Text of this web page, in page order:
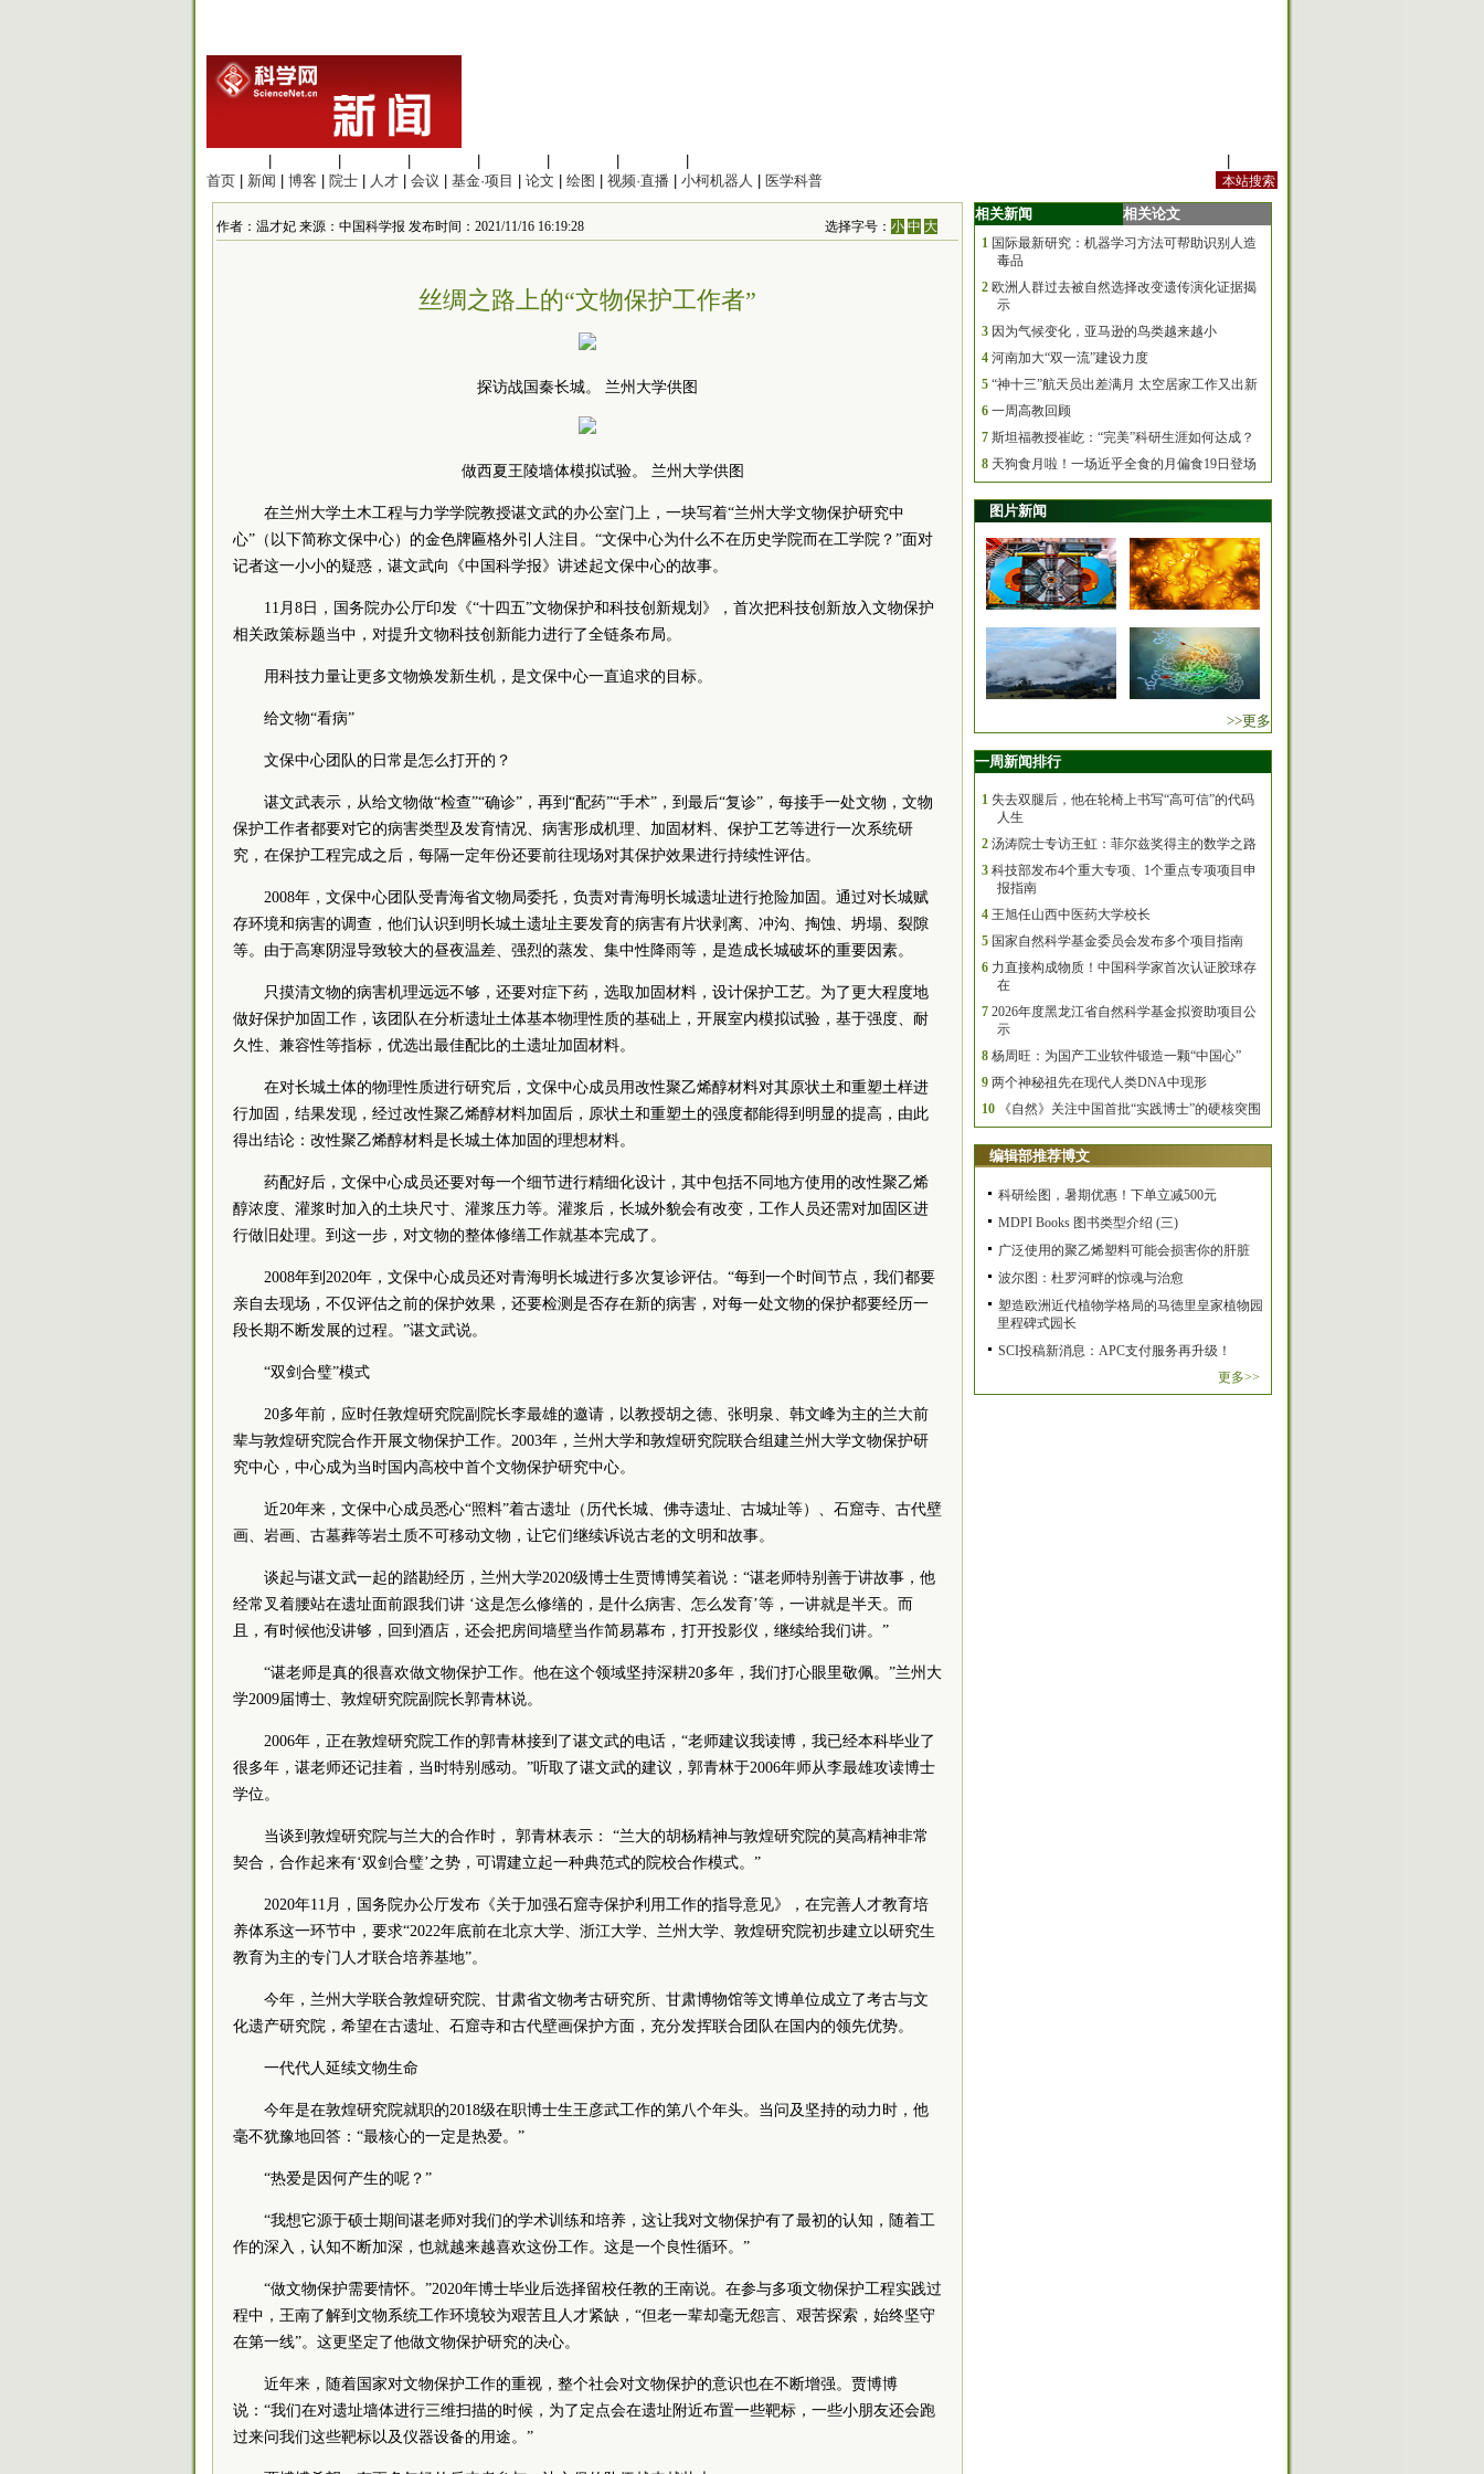
首页
新闻 博客 院士 人才 会议 基金·项目 论文 绘图 视频·直播 小柯机器人 医学科普
作者：温才妃 来源：中国科学报 发布时间：2021/11/16 16:19:28 选择字号：小 中 大
丝绸之路上的“文物保护工作者”
探访战国秦长城。 兰州大学供图
做西夏王陵墙体模拟试验。 兰州大学供图
在兰州大学土木工程与力学学院教授谌文武的办公室门上，一块写着“兰州大学文物保护研究中
心”（以下简称文保中心）的金色牌匾格外引人注目。“文保中心为什么不在历史学院而在工学院？”面对
记者这一小小的疑惑，谌文武向《中国科学报》讲述起文保中心的故事。
11月8日，国务院办公厅印发《“十四五”文物保护和科技创新规划》，首次把科技创新放入文物保护
相关政策标题当中，对提升文物科技创新能力进行了全链条布局。
用科技力量让更多文物焕发新生机，是文保中心一直追求的目标。
给文物“看病”
文保中心团队的日常是怎么打开的？
谌文武表示，从给文物做“检查”“确诊”，再到“配药”“手术”，到最后“复诊”，每接手一处文物，文物
保护工作者都要对它的病害类型及发育情况、病害形成机理、加固材料、保护工艺等进行一次系统研
究，在保护工程完成之后，每隔一定年份还要前往现场对其保护效果进行持续性评估。
2008年，文保中心团队受青海省文物局委托，负责对青海明长城遗址进行抢险加固。通过对长城赋
存环境和病害的调查，他们认识到明长城土遗址主要发育的病害有片状剥离、冲沟、掏蚀、坍塌、裂隙
等。由于高寒阴湿导致较大的昼夜温差、强烈的蒸发、集中性降雨等，是造成长城破坏的重要因素。
只摸清文物的病害机理远远不够，还要对症下药，选取加固材料，设计保护工艺。为了更大程度地
做好保护加固工作，该团队在分析遗址土体基本物理性质的基础上，开展室内模拟试验，基于强度、耐
久性、兼容性等指标，优选出最佳配比的土遗址加固材料。
在对长城土体的物理性质进行研究后，文保中心成员用改性聚乙烯醇材料对其原状土和重塑土样进
行加固，结果发现，经过改性聚乙烯醇材料加固后，原状土和重塑土的强度都能得到明显的提高，由此
得出结论：改性聚乙烯醇材料是长城土体加固的理想材料。
药配好后，文保中心成员还要对每一个细节进行精细化设计，其中包括不同地方使用的改性聚乙烯
醇浓度、灌浆时加入的土块尺寸、灌浆压力等。灌浆后，长城外貌会有改变，工作人员还需对加固区进
行做旧处理。到这一步，对文物的整体修缮工作就基本完成了。
2008年到2020年，文保中心成员还对青海明长城进行多次复诊评估。“每到一个时间节点，我们都要
亲自去现场，不仅评估之前的保护效果，还要检测是否存在新的病害，对每一处文物的保护都要经历一
段长期不断发展的过程。”谌文武说。
“双剑合璧”模式
20多年前，应时任敦煌研究院副院长李最雄的邀请，以教授胡之德、张明泉、韩文峰为主的兰大前
辈与敦煌研究院合作开展文物保护工作。2003年，兰州大学和敦煌研究院联合组建兰州大学文物保护研
究中心，中心成为当时国内高校中首个文物保护研究中心。
近20年来，文保中心成员悉心“照料”着古遗址（历代长城、佛寺遗址、古城址等）、石窟寺、古代壁
画、岩画、古墓葬等岩土质不可移动文物，让它们继续诉说古老的文明和故事。
谈起与谌文武一起的踏勘经历，兰州大学2020级博士生贾博博笑着说：“谌老师特别善于讲故事，他
经常叉着腰站在遗址面前跟我们讲 ‘这是怎么修缮的，是什么病害、怎么发育’等，一讲就是半天。而
且，有时候他没讲够，回到酒店，还会把房间墙壁当作简易幕布，打开投影仪，继续给我们讲。”
“谌老师是真的很喜欢做文物保护工作。他在这个领域坚持深耕20多年，我们打心眼里敬佩。”兰州大
学2009届博士、敦煌研究院副院长郭青林说。
2006年，正在敦煌研究院工作的郭青林接到了谌文武的电话，“老师建议我读博，我已经本科毕业了
很多年，谌老师还记挂着，当时特别感动。”听取了谌文武的建议，郭青林于2006年师从李最雄攻读博士
学位。
当谈到敦煌研究院与兰大的合作时， 郭青林表示： “兰大的胡杨精神与敦煌研究院的莫高精神非常
契合，合作起来有‘双剑合璧’之势，可谓建立起一种典范式的院校合作模式。”
2020年11月，国务院办公厅发布《关于加强石窟寺保护利用工作的指导意见》，在完善人才教育培
养体系这一环节中，要求“2022年底前在北京大学、浙江大学、兰州大学、敦煌研究院初步建立以研究生
教育为主的专门人才联合培养基地”。
今年，兰州大学联合敦煌研究院、甘肃省文物考古研究所、甘肃博物馆等文博单位成立了考古与文
化遗产研究院，希望在古遗址、石窟寺和古代壁画保护方面，充分发挥联合团队在国内的领先优势。
一代代人延续文物生命
今年是在敦煌研究院就职的2018级在职博士生王彦武工作的第八个年头。当问及坚持的动力时，他
毫不犹豫地回答：“最核心的一定是热爱。”
“热爱是因何产生的呢？”
“我想它源于硕士期间谌老师对我们的学术训练和培养，这让我对文物保护有了最初的认知，随着工
作的深入，认知不断加深，也就越来越喜欢这份工作。这是一个良性循环。”
“做文物保护需要情怀。”2020年博士毕业后选择留校任教的王南说。在参与多项文物保护工程实践过
程中，王南了解到文物系统工作环境较为艰苦且人才紧缺，“但老一辈却毫无怨言、艰苦探索，始终坚守
在第一线”。这更坚定了他做文物保护研究的决心。
近年来，随着国家对文物保护工作的重视，整个社会对文物保护的意识也在不断增强。贾博博
说：“我们在对遗址墙体进行三维扫描的时候，为了定点会在遗址附近布置一些靶标，一些小朋友还会跑
过来问我们这些靶标以及仪器设备的用途。”
相关新闻 相关论文
1 国际最新研究：机器学习方法可帮助识别人造
毒品
2 欧洲人群过去被自然选择改变遗传演化证据揭
示
3 因为气候变化，亚马逊的鸟类越来越小
4 河南加大“双一流”建设力度
5 “神十三”航天员出差满月 太空居家工作又出新
6 一周高教回顾
7 斯坦福教授崔屹：“完美”科研生涯如何达成？
8 天狗食月啦！一场近乎全食的月偏食19日登场
图片新闻
>>更多
一周新闻排行
1 失去双腿后，他在轮椅上书写“高可信”的代码
人生
2 汤涛院士专访王虹：菲尔兹奖得主的数学之路
3 科技部发布4个重大专项、1个重点专项项目申
报指南
4 王旭任山西中医药大学校长
5 国家自然科学基金委员会发布多个项目指南
6 力直接构成物质！中国科学家首次认证胶球存
在
7 2026年度黑龙江省自然科学基金拟资助项目公
示
8 杨周旺：为国产工业软件锻造一颗“中国心”
9 两个神秘祖先在现代人类DNA中现形
10
《自然》关注中国首批“实践博士”的硬核突围
编辑部推荐博文
科研绘图，暑期优惠！下单立减500元
MDPI Books 图书类型介绍 (三)
广泛使用的聚乙烯塑料可能会损害你的肝脏
波尔图：杜罗河畔的惊魂与治愈
塑造欧洲近代植物学格局的马德里皇家植物园
里程碑式园长
SCI投稿新消息：APC支付服务再升级！
更多>>